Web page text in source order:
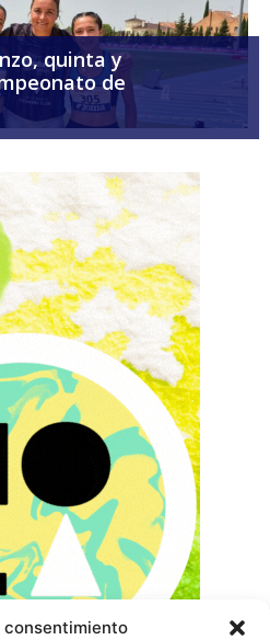
consentimiento
quinta y
de